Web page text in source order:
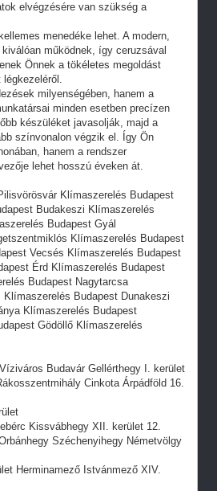
elvégzésére van szükség a
menedéke lehet. A modern,
működnek, így ceruzsával
Önnek a tökéletes megoldást
milyenségében, hanem a
minden esetben precízen
készüléket javasolják, majd a
színvonalon végzik el. Így Ön
hanem a rendszer
lehet hosszú éveken át.
Klímaszerelés Budapest
Budakeszi Klímaszerelés
Budapest Gyál
Klímaszerelés Budapest
Vecsés Klímaszerelés Budapest
Érd Klímaszerelés Budapest
Budapest Nagytarcsa
Budapest Dunakeszi
Klímaszerelés Budapest
Gödöllő Klímaszerelés
Budavár Gellérthegy I. kerület
Cinkota Árpádföld 16.
Kissvábhegy XII. kerület 12.
Széchenyihegy Németvölgy
Herminamező Istvánmező XIV.